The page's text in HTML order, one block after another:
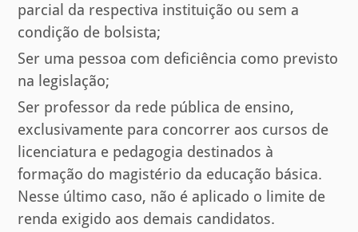
parcial da respectiva instituição ou sem a
condição de bolsista;
Ser uma pessoa com deficiência como previsto
na legislação;
Ser professor da rede pública de ensino,
exclusivamente para concorrer aos cursos de
licenciatura e pedagogia destinados à
formação do magistério da educação básica.
Nesse último caso, não é aplicado o limite de
renda exigido aos demais candidatos.